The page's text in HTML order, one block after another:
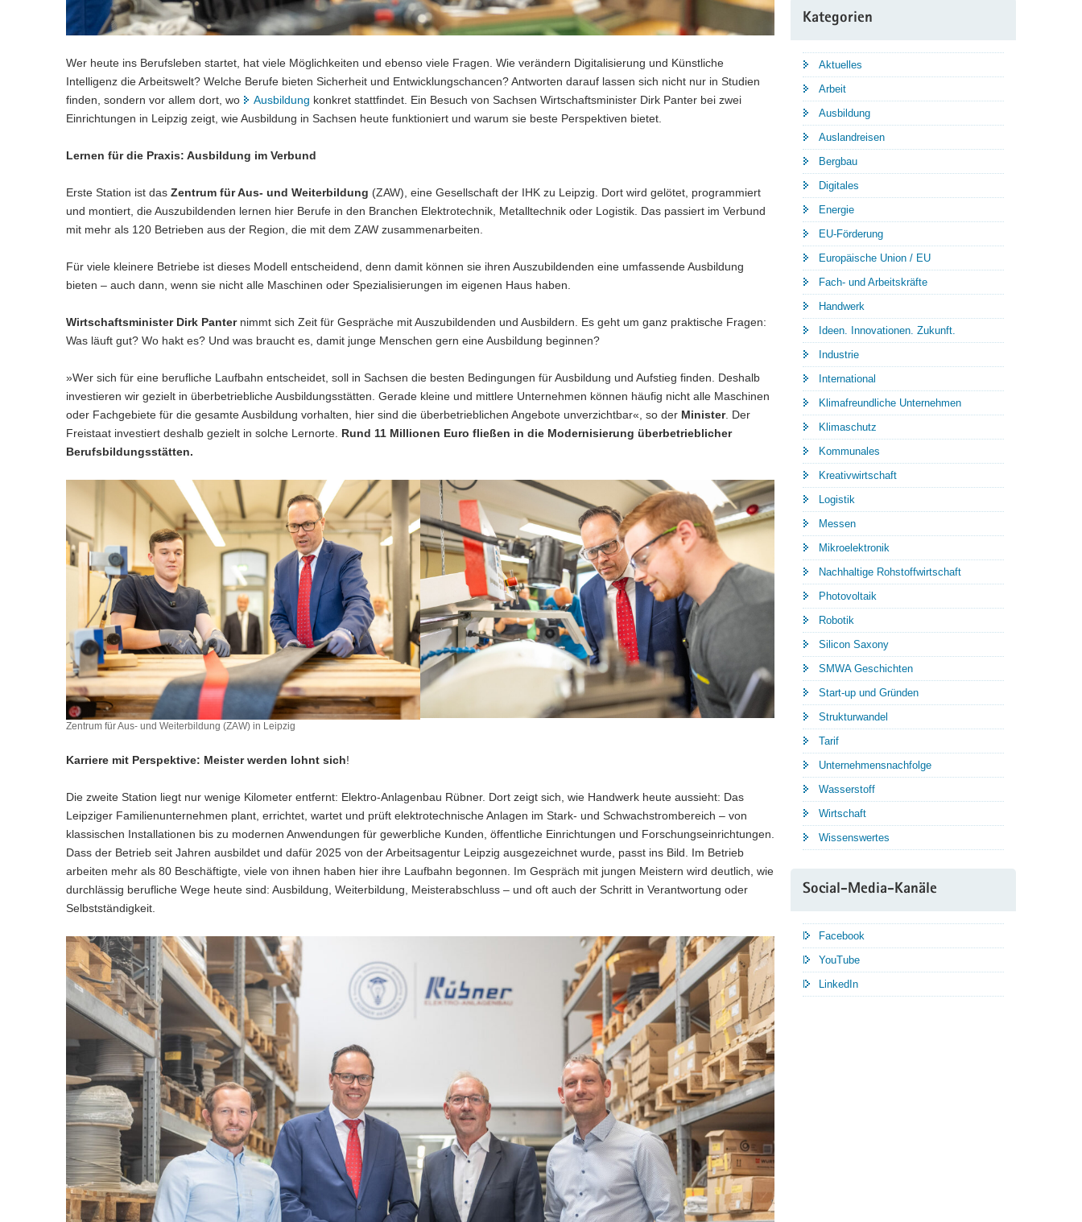
Wer heute ins Berufsleben startet, hat viele Möglichkeiten und ebenso viele Fragen. Wie verändern Digitalisierung und Künstliche
Intelligenz die Arbeitswelt? Welche Berufe bieten Sicherheit und Entwicklungschancen? Antworten darauf lassen sich nicht nur in Studien
finden, sondern vor allem dort, wo
Ausbildung konkret stattfindet. Ein Besuch von Sachsen Wirtschaftsminister Dirk Panter bei zwei
Einrichtungen in Leipzig zeigt, wie Ausbildung in Sachsen heute funktioniert und warum sie beste Perspektiven bietet.
Lernen für die Praxis: Ausbildung im Verbund
Erste Station ist das Zentrum für Aus- und Weiterbildung (ZAW), eine Gesellschaft der IHK zu Leipzig. Dort wird gelötet, programmiert
und montiert, die Auszubildenden lernen hier Berufe in den Branchen Elektrotechnik, Metalltechnik oder Logistik. Das passiert im Verbund
mit mehr als 120 Betrieben aus der Region, die mit dem ZAW zusammenarbeiten.
Für viele kleinere Betriebe ist dieses Modell entscheidend, denn damit können sie ihren Auszubildenden eine umfassende Ausbildung
bieten – auch dann, wenn sie nicht alle Maschinen oder Spezialisierungen im eigenen Haus haben.
Wirtschaftsminister Dirk Panternimmt sich Zeit für Gespräche mit Auszubildenden und Ausbildern. Es geht um ganz praktische Fragen:
Was läuft gut? Wo hakt es? Und was braucht es, damit junge Menschen gern eine Ausbildung beginnen?
»Wer sich für eine berufliche Laufbahn entscheidet, soll in Sachsen die besten Bedingungen für Ausbildung und Aufstieg finden. Deshalb
investieren wir gezielt in überbetriebliche Ausbildungsstätten. Gerade kleine und mittlere Unternehmen können häufig nicht alle Maschinen
oder Fachgebiete für die gesamte Ausbildung vorhalten, hier sind die überbetrieblichen Angebote unverzichtbar«, so der Minister. Der
Freistaat investiert deshalb gezielt in solche Lernorte. Rund 11 Millionen Euro fließen in die Modernisierung überbetrieblicher
Berufsbildungsstätten.
Zentrum für Aus- und Weiterbildung (ZAW) in Leipzig
Karriere mit Perspektive: Meister werden lohnt sich!
Die zweite Station liegt nur wenige Kilometer entfernt: Elektro-Anlagenbau Rübner. Dort zeigt sich, wie Handwerk heute aussieht: Das
Leipziger Familienunternehmen plant, errichtet, wartet und prüft elektrotechnische Anlagen im Stark- und Schwachstrombereich – von
klassischen Installationen bis zu modernen Anwendungen für gewerbliche Kunden, öffentliche Einrichtungen und Forschungseinrichtungen.
Dass der Betrieb seit Jahren ausbildet und dafür 2025 von der Arbeitsagentur Leipzig ausgezeichnet wurde, passt ins Bild. Im Betrieb
arbeiten mehr als 80 Beschäftigte, viele von ihnen haben hier ihre Laufbahn begonnen. Im Gespräch mit jungen Meistern wird deutlich, wie
durchlässig berufliche Wege heute sind: Ausbildung, Weiterbildung, Meisterabschluss – und oft auch der Schritt in Verantwortung oder
Selbstständigkeit.
Kategorien
Aktuelles
Arbeit
Ausbildung
Auslandreisen
Bergbau
Digitales
Energie
EU-Förderung
Europäische Union / EU
Fach- und Arbeitskräfte
Handwerk
Ideen. Innovationen. Zukunft.
Industrie
International
Klimafreundliche Unternehmen
Klimaschutz
Kommunales
Kreativwirtschaft
Logistik
Messen
Mikroelektronik
Nachhaltige Rohstoffwirtschaft
Photovoltaik
Robotik
Silicon Saxony
SMWA Geschichten
Start-up und Gründen
Strukturwandel
Tarif
Unternehmensnachfolge
Wasserstoff
Wirtschaft
Wissenswertes
Social-Media-Kanäle
Facebook
YouTube
LinkedIn